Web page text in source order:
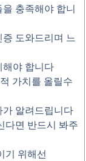
충족해야 합니
도와드리며 느
해야 합니다
가치를 올릴수
알려드립니다
다면 반드시 봐주
기 위해선